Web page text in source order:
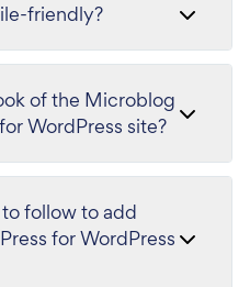
friendly?
of the Microblog
WordPress site?
follow to add
for WordPress